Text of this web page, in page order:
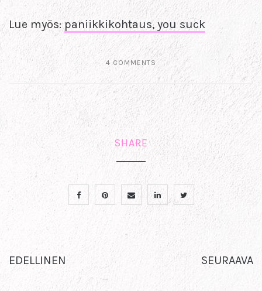
Lue myös:paniikkikohtaus, you suck
4 COMMENTS
SHARE
EDELLINEN SEURAAVA